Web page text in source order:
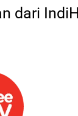
dari